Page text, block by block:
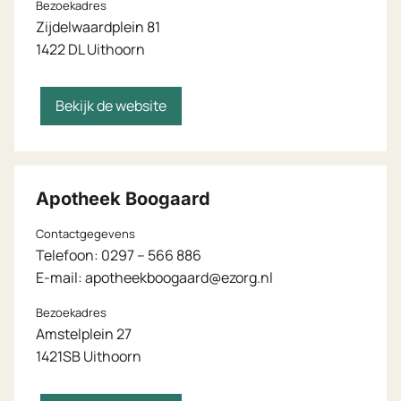
Bezoekadres
Zijdelwaardplein 81
1422 DL Uithoorn
Bekijk de website
Apotheek Boogaard
Contactgegevens
Telefoon: 0297 – 566 886
E-mail:apotheekboogaard@ezorg.nl
Bezoekadres
Amstelplein 27
1421SB Uithoorn